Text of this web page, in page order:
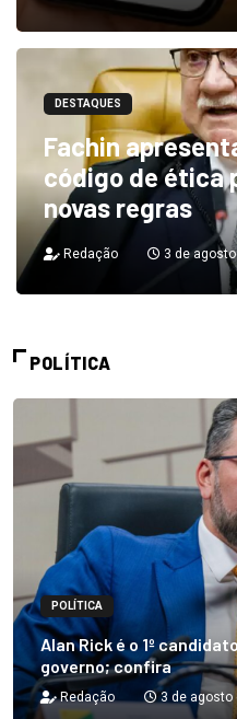
DESTAQUES
Fachin
código de ética
novas regras
Redação 3 de
POLÍTICA
POLÍTICA
Alan Rick é o 1º
governo; confira
Redação 3 de agosto